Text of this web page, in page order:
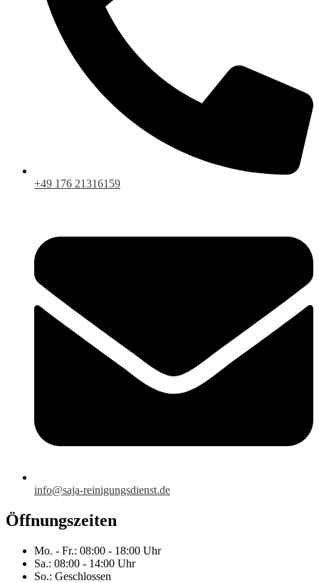
+49 176 21316159
info@saja-reinigungsdienst.de
Öffnungszeiten
Mo. - Fr.: 08:00 - 18:00 Uhr
Sa.: 08:00 - 14:00 Uhr
So.: Geschlossen